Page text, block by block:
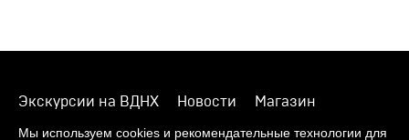
Экскурсии на ВДНХ Новости
Магазин
О музее
Фонды
Виртуальный музей
Мы используем cookies и рекомендательные технологии для